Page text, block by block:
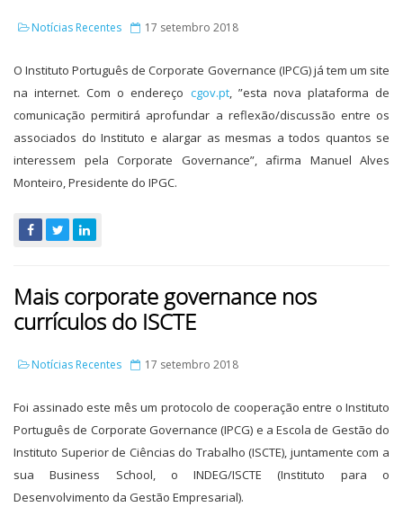
Notícias Recentes 17 setembro 2018
O Instituto Português de Corporate Governance (IPCG) já tem um site
na internet. Com o endereço cgov.pt, ”esta nova plataforma de
comunicação permitirá aprofundar a reflexão/discussão entre os
associados do Instituto e alargar as mesmas a todos quantos se
interessem pela Corporate Governance”, afirma Manuel Alves
Monteiro, Presidente do IPGC.
Mais corporate governance nos
currículos do ISCTE
Notícias Recentes 17 setembro 2018
Foi assinado este mês um protocolo de cooperação entre o Instituto
Português de Corporate Governance (IPCG) e a Escola de Gestão do
Instituto Superior de Ciências do Trabalho (ISCTE), juntamente com a
sua Business School, o INDEG/ISCTE (Instituto para o
Desenvolvimento da Gestão Empresarial).